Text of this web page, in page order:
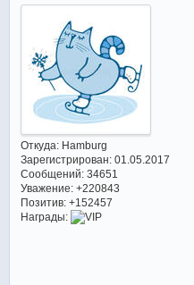
Откуда:Hamburg
Зарегистрирован: 01.05.2017
Сообщений:34651
Уважение: +220843
Позитив: +152457
Награды: